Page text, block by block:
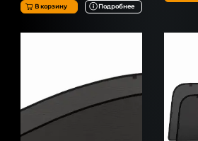
В корзину Подробнее